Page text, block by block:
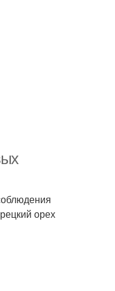
орех